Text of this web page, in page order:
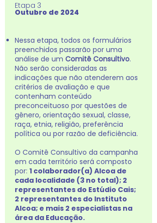
Etapa 3
Outubro de 2024
Nessa etapa, todos os formulários
preenchidos passarão por uma
análise de um Comitê Consultivo.
Não serão consideradas as
indicações que não atenderem aos
critérios de avaliação e que
contenham conteúdo
preconceituoso por questões de
gênero, orientação sexual, classe,
raça, etnia, religião, preferência
política ou por razão de deficiência.
O Comitê Consultivo da campanha
em cada território será composto
por: 1 colaborador(a) Alcoa de
cada localidade (3 no total); 2
representantes do Estúdio Cais;
2 representantes do Instituto
Alcoa; e mais 2 especialistas na
área da Educação.